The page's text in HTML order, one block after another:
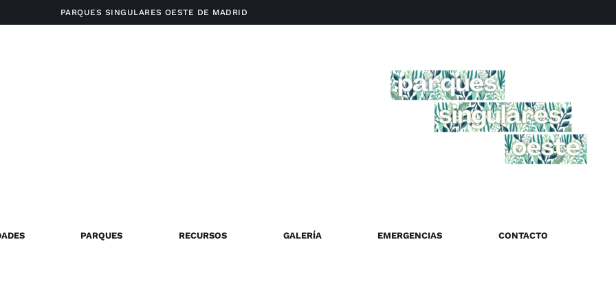
PARQUES SINGULARES OESTE DE MADRID
PARQUES RECURSOS GALERÍA EMERGENCIAS CONTACTO